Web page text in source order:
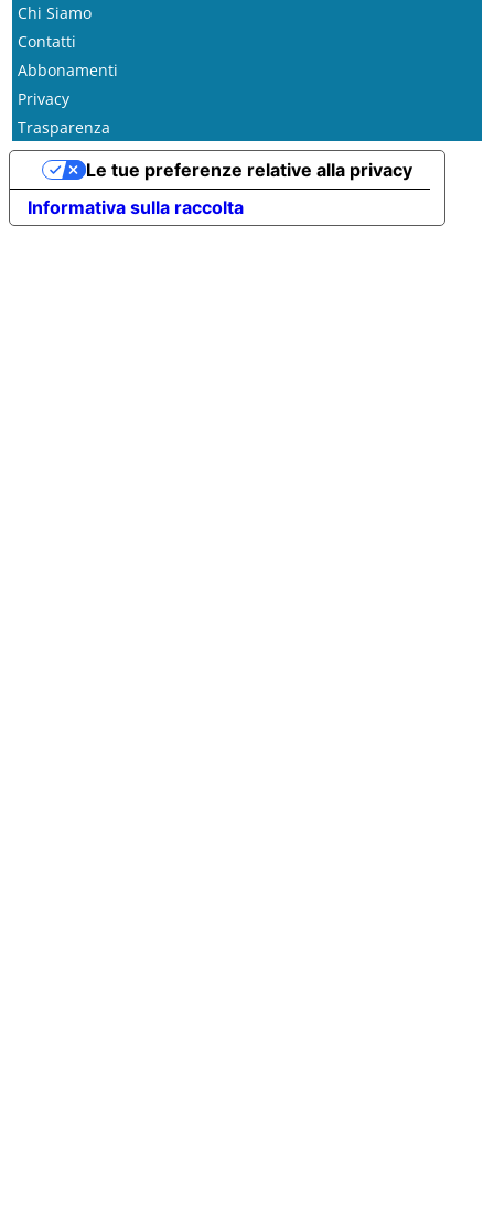
Chi Siamo
Contatti
Abbonamenti
Privacy
Trasparenza
Informativa sulla raccolta
Le tue preferenze relative alla privacy